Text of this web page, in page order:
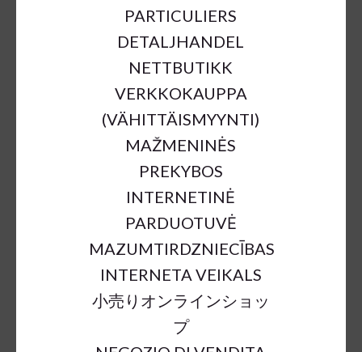
CERAMIC PLANTER M
CRACKLED TOBACCO
D54;H40CM
h = height
PARTICULIERS
DETALJHANDEL
NETTBUTIKK
VERKKOKAUPPA
(VÄHITTÄISMYYNTI)
MAŽMENINĖS
PREKYBOS
INTERNETINĖ
PARDUOTUVĖ
MAZUMTIRDZNIECĪBAS
INTERNETA VEIKALS
小売りオンラインショッ
プ